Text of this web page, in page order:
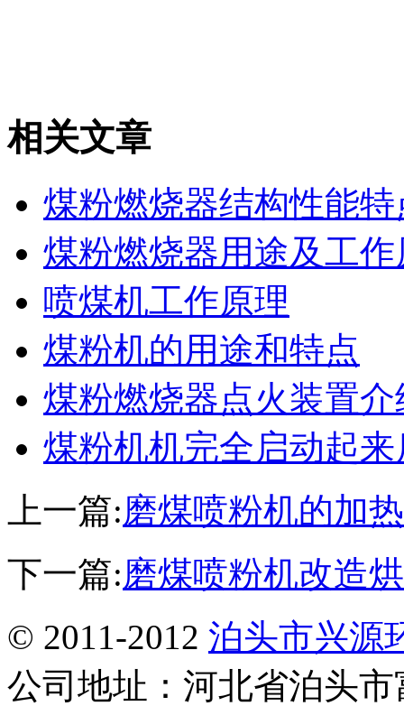
相关文章
煤粉燃烧器结构性能特
煤粉燃烧器用途及工作
喷煤机工作原理
煤粉机的用途和特点
煤粉燃烧器点火装置介
煤粉机机完全启动起
上一篇:磨煤喷粉机的加
下一篇:磨煤喷粉机改造
© 2011-2012 泊头市兴源
公司地址：河北省泊头